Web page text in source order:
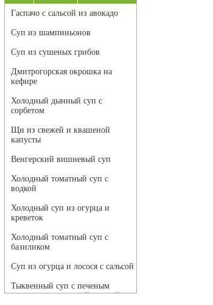
Гаспачо с сальсой из авокадо
Суп из шампиньонов
Суп из сушеных грибов
Дмитрогорская окрошка на
кефире
Холодный дынный суп с
сорбетом
Щи из свежей и квашеной
капусты
Венгерский вишневый суп
Холодный томатный суп с
водкой
Холодный суп из огурца и
креветок
Холодный томатный суп с
базиликом
Суп из огурца и лосося с сальсой
Тыквенный суп с печеным
чесноком и томатной сальсой